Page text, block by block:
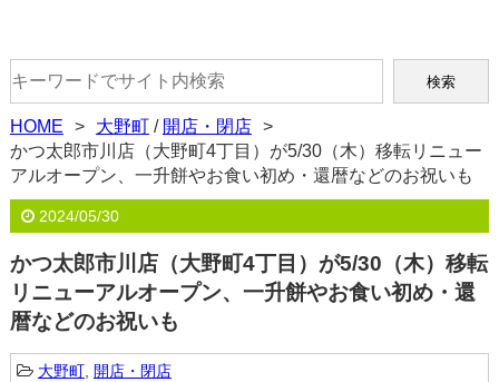
HOME 大野町/ 開店・閉店
かつ太郎市川店（大野町4丁目）が5/30（木）移転リニュー
アルオープン、一升餅やお食い初め・還暦などのお祝いも
2024/05/30
かつ太郎市川店（大野町4丁目）が5/30（木）移転
リニューアルオープン、一升餅やお食い初め・還
暦などのお祝いも
大野町, 開店・閉店